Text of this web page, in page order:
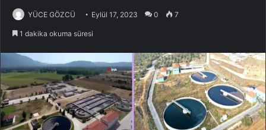
YÜCE GÖZCÜ Eylül 17, 2023 0 7
1 dakika okuma süresi